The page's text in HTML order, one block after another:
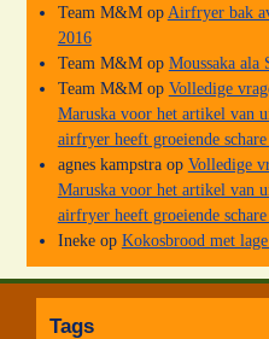
Team M&Mop Airfryer bak
2016
Team M&Mop Moussaka ala
Team M&Mop Volledige
Maruska voor het artikel van
airfryer heeft groeiende schare
agnes kampstraop Volledige
Maruska voor het artikel van
airfryer heeft groeiende schare
Inekeop Kokosbrood met
Tags